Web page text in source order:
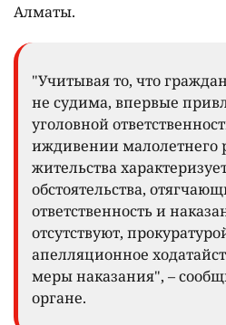
Алматы.
"Учитывая то, что
не судима, впервые
уголовной
иждивении малолетнего
жительства
обстоятельства,
ответственность и
отсутствуют,
апелляционное
меры наказания", –
органе.